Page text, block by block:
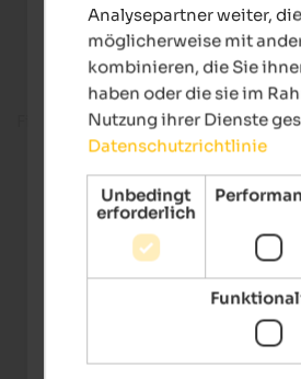
Fitnessbereich
Analysepartner weiter,
möglicherweise mit
kombinieren, die Sie
haben oder die sie im
Nutzung ihrer Dienste
Datenschutzrichtlinie
Unbedingt
erforderlich